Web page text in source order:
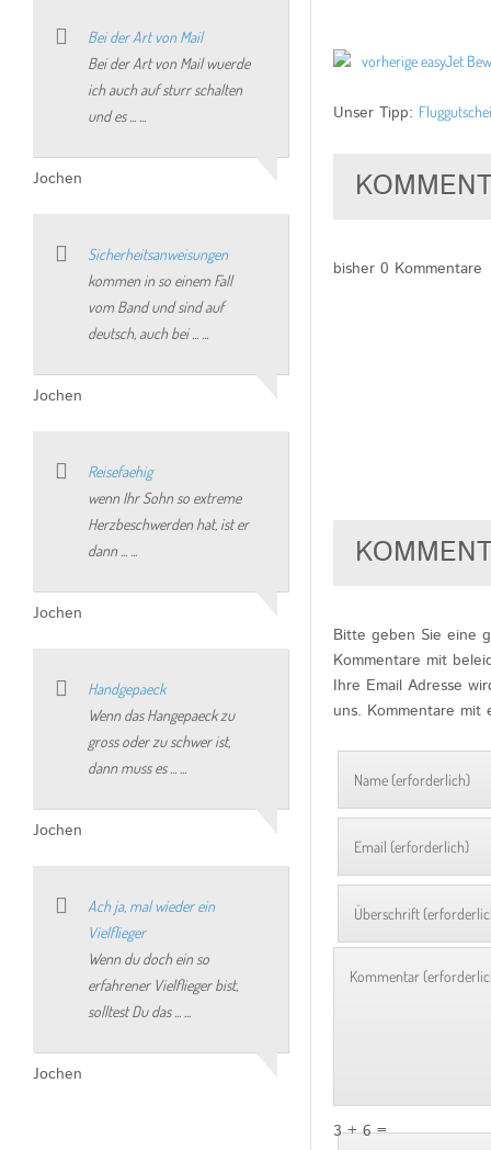
vorherige easyJet
Unser Tipp:
bisher 0 Kommentare
Bitte geben Sie eine
Kommentare mit
Ihre Email Adresse
uns. Kommentare
3 + 6 =
Bei der Art von Mail
Bei der Art von Mail wuerde
ich auch auf sturr schalten
und es ... ...
Jochen
Sicherheitsanweisungen
kommen in so einem Fall
vom Band und sind auf
deutsch, auch bei ... ...
Jochen
Reisefaehig
wenn Ihr Sohn so extreme
Herzbeschwerden hat, ist er
dann ... ...
Jochen
Handgepaeck
Wenn das Hangepaeck zu
gross oder zu schwer ist,
dann muss es ... ...
Jochen
Ach ja, mal wieder ein
Vielflieger
Wenn du doch ein so
erfahrener Vielflieger bist,
solltest Du das ... ...
Jochen